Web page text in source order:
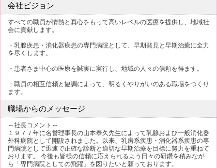
会社ビジョン
すべての職員が情熱と真心をもって高いレベルの医療を提供し、地域社
会に貢献します。
・乳腺疾患・消化器疾患の専門病院として、早期発見と早期治癒に全力
を尽くします。
・患者さま中心の医療を誠実に実行し、地域の人々の信頼を得ます。
・職員の相互信頼と協調によって、明るくやりがいのある職場をつくり
ます。
職場からのメッセージ
～社長コメント～
１９７７年に名誉理事長の山本泰久先生によって乳腺および一般消化器
外科病院として開設されました。以来、乳房系疾患・消化器系疾患の専
門病院として迅速で正確な診断と適切な早期治療を目標に努力を重ねて
おります。 今後も皆様の信頼に応えられるよう日々の研鑽を積みなが
ら「専門病院としての飛躍」を図りたいと願っております。